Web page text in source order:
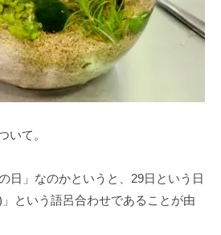
いて。
日」なのかというと、29日という日
という語呂合わせであることが由